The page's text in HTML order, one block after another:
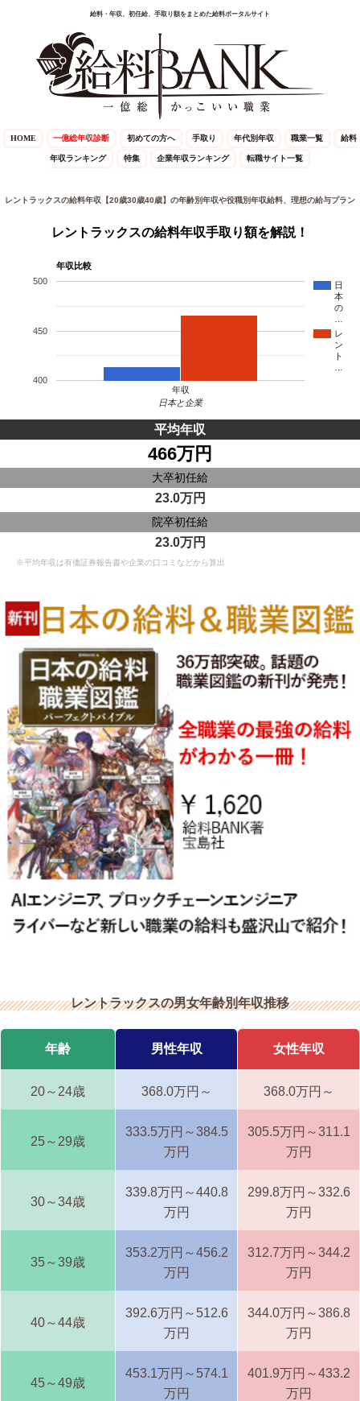
給料・年収、初任給、手取り額をまとめた給料ポータルサイト
HOME 一億総年収診断 初めての方へ 手取り 年代別年収 職業一覧 給料
年収ランキング 特集 企業年収ランキング 転職サイト一覧
レントラックスの給料年収【20歳30歳40歳】の年齢別年収や役職別年収給料、理想の給与プラン
レントラックスの給料年収手取り額を解説！
年収比較
日
本
の
レ
ン
ト
年収
400
450
500
日本と企業
平均年収
466万円
大卒初任給
23.0万円
院卒初任給
23.0万円
※平均年収は有価証券報告書や企業の口コミなどから算出
レントラックスの男女年齢別年収推移
年齢 男性年収 女性年収
20～24歳 368.0万円～ 368.0万円～
25～29歳
333.5万円～384.5
万円
305.5万円～311.1
万円
30～34歳
339.8万円～440.8
万円
299.8万円～332.6
万円
35～39歳
353.2万円～456.2
万円
312.7万円～344.2
万円
40～44歳
392.6万円～512.6
万円
344.0万円～386.8
万円
45～49歳
453.1万円～574.1
万円
401.9万円～433.2
万円